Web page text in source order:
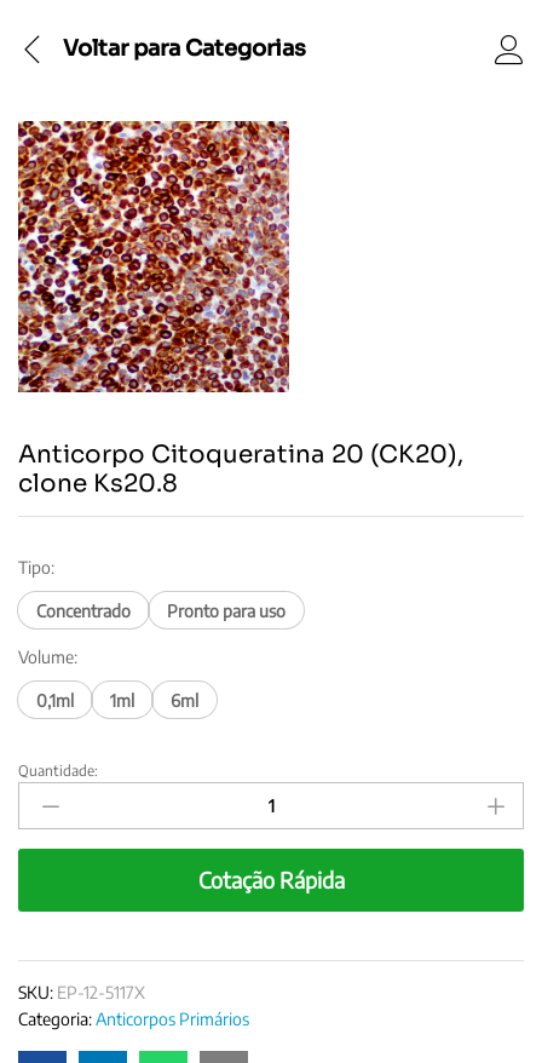
Voltar para Categorias
Anticorpo Citoqueratina 20 (CK20),
clone Ks20.8
Tipo:
Concentrado Pronto para uso
Volume:
0,1ml 1ml 6ml
Anticorpo
Citoqueratina
20
(CK20),
Ks20.8
Quantidade:
Cotação Rápida
SKU: EP-12-5117X
Categoria:Anticorpos Primários